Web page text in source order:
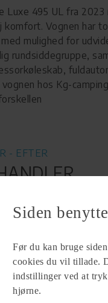
Luxe 495 UL fra 2023
komfort. Vognen har to
mulighed for
rundsiddegruppe,
hos Kg-
- EFTER
Siden
Før du kan bruge
cookies du vil tillade.
indstillinger ved at
hjørne.